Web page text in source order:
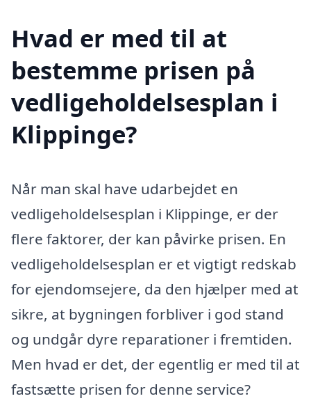
Hvad er med til at
bestemme prisen på
vedligeholdelsesplan i
Klippinge?
Når man skal have udarbejdet en
vedligeholdelsesplan i Klippinge, er der
flere faktorer, der kan påvirke prisen. En
vedligeholdelsesplan er et vigtigt redskab
for ejendomsejere, da den hjælper med at
sikre, at bygningen forbliver i god stand
og undgår dyre reparationer i fremtiden.
Men hvad er det, der egentlig er med til at
fastsætte prisen for denne service?